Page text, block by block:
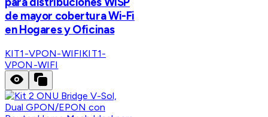
de mayor cobertura Wi-Fi
en Hogares y Oficinas
KIT1-VPON-WIFIKIT1-
VPON-WIFI